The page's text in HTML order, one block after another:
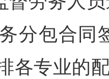
分包合同
各专业的